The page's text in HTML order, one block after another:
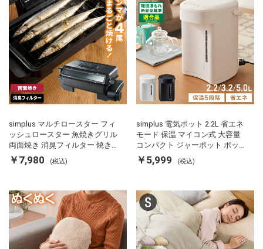
simplus マルチロースター フィ
ッシュロースター 魚焼きグリル
両面焼き 消臭フィルター 焼き魚
両面ヒーター タイマー付き SP-
FRS01 マットブラック シンプラ
￥7,980 (税込)
simplus 電気ポット 2.2L 省エネ
モード 保温 マイコン式 大容量
コンパクト ジャーポット ポット
カルキ抜き 空焚き防止 温度調節
軽量 SP-PD22 シンプラス
￥5,999 (税込)